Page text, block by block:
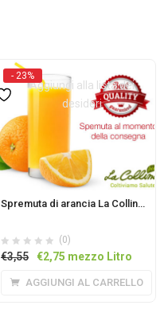
- 23%
Aggiungi alla lista dei
desideri
Spremuta di arancia La Collina 0,5L
(0)
€3,55
Il
€2,75 Ilmezzo Litro
AGGIUNGI AL CARRELLO